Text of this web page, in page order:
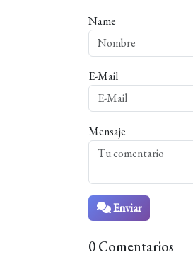
Name
E-Mail
Mensaje
Enviar
0 Comentarios